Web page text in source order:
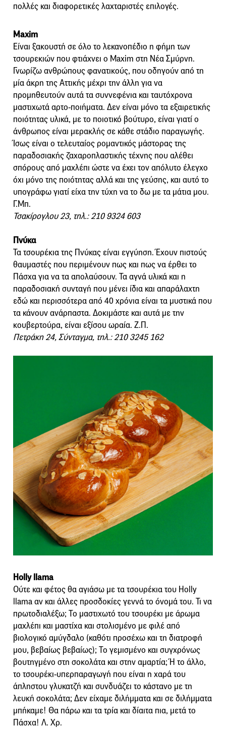
πολλές και διαφορετικές λαχταριστές επιλογές.
Maxim
Είναι ξακουστή σε όλο το λεκανοπέδιο η φήμη των
τσουρεκιών που φτιάχνει ο Maxim στη Νέα Σμύρνη.
Γνωρίζω ανθρώπους φανατικούς, που οδηγούν από τη
μία άκρη της Αττικής μέχρι την άλλη για να
προμηθευτούν αυτά τα συννεφένια και ταυτόχρονα
μαστιχωτά αρτο-ποιήματα. Δεν είναι μόνο τα εξαιρετικής
ποιότητας υλικά, με το ποιοτικό βούτυρο, είναι γιατί ο
άνθρωπος είναι μερακλής σε κάθε στάδιο παραγωγής.
Ίσως είναι ο τελευταίος ρομαντικός μάστορας της
παραδοσιακής ζαχαροπλαστικής τέχνης που αλέθει
σπόρους από μαχλέπι ώστε να έχει τον απόλυτο έλεγχο
όχι μόνο της ποιότητας αλλά και της γεύσης, και αυτό το
υπογράφω γιατί είχα την τύχη να το δω με τα μάτια μου.
Γ.Μπ.
Τσακίρογλου 23, τηλ.: 210 9324 603
Πνύκα
Τα τσουρέκια της Πνύκας είναι εγγύηση. Έχουν πιστούς
θαυμαστές που περιμένουν πως και πως να έρθει το
Πάσχα για να τα απολαύσουν. Τα αγνά υλικά και η
παραδοσιακή συνταγή που μένει ίδια και απαράλαχτη
εδώ και περισσότερα από 40 χρόνια είναι τα μυστικά που
τα κάνουν ανάρπαστα. Δοκιμάστε και αυτά με την
κουβερτούρα, είναι εξίσου ωραία. Ζ.Π.
Πετράκη 24, Σύνταγμα, τηλ.: 210 3245 162
Holly llama
Ούτε και φέτος θα αγιάσω με τα τσουρέκια του Holly
llama αν και άλλες προσδοκίες γεννά το όνομά του. Τι να
πρωτοδιαλέξω; Το μαστιχωτό του τσουρέκι με άρωμα
μαχλέπι και μαστίχα και στολισμένο με φιλέ από
βιολογικό αμύγδαλο (καθότι προσέχω και τη διατροφή
μου, βεβαίως βεβαίως); Το γεμισμένο και συγχρόνως
βουτηγμένο στη σοκολάτα και στην αμαρτία; Ή το άλλο,
το τσουρέκι-υπερπαραγωγή που είναι η χαρά του
άπληστου γλυκατζή και συνδυάζει το κάστανο με τη
λευκή σοκολάτα; Δεν είχαμε διλήμματα και σε διλήμματα
μπήκαμε! Θα πάρω και τα τρία και δίαιτα πια, μετά το
Πάσχα! Λ. Χρ.